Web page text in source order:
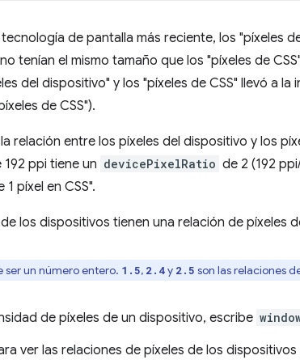
de pantalla más reciente, los "píxeles
tenían el mismo tamaño que los "píxeles de
del dispositivo" y los "píxeles de CSS" llevó a
de CSS").
relación entre los píxeles del dispositivo y los
ppi tiene un devicePixelRatio de 2 (192
píxel en CSS".
los dispositivos tienen una relación de píxeles
ser un número entero. 1.5, 2.4y 2.5 son las relaciones
de píxeles de un dispositivo, escribe
ver las relaciones de píxeles de los